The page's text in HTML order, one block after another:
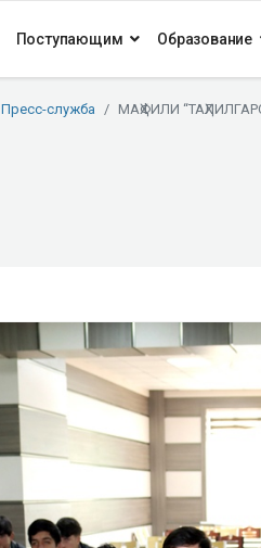
Поступающим Образование
Пресс-служба МАҲФИЛИ